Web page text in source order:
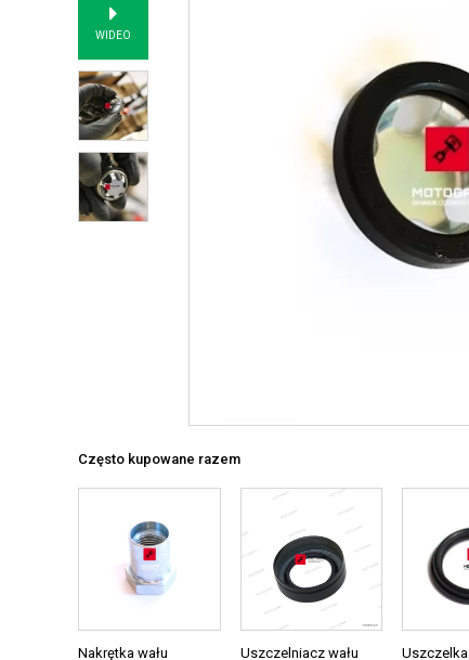
WIDEO
Często kupowane razem
Nakrętka wału
Uszczelniacz wału